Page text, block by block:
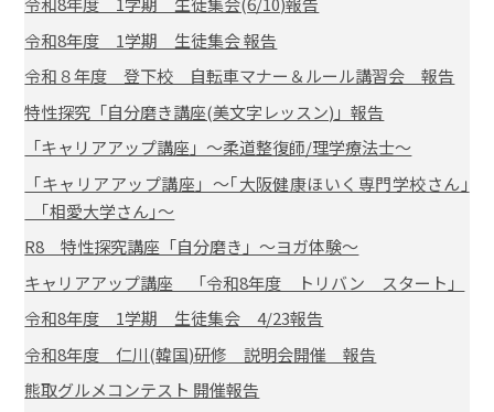
令和8年度 1学期 生徒集会 報告
令和８年度 登下校 自転車マナー＆ルール講習会 報告
特性探究「自分磨き講座(美文字レッスン)」報告
「キャリアアップ講座」～柔道整復師/理学療法士～
「キャリアアップ講座」～｢大阪健康ほいく専門学校さん｣
｢相愛大学さん｣～
R8 特性探究講座「自分磨き」～ヨガ体験～
キャリアアップ講座 「令和8年度 トリバン スタート」
令和8年度 1学期 生徒集会 4/23報告
令和8年度 仁川(韓国)研修 説明会開催 報告
熊取グルメコンテスト 開催報告